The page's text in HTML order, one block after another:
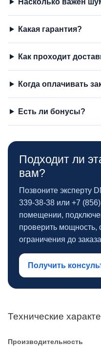
Насколько важен
Какая гарантия?
Как проходит
Когда оплачивать
Есть ли бонусы?
Подходит ли
вам?
Позвоните эксперту
339‑38‑38 или +7
помещении,
проверить мощность,
ограничения до
Получить
Технические
Производительность